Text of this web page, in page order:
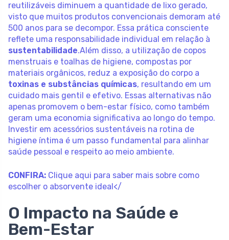
reutilizáveis diminuem a quantidade de lixo gerado,
visto que muitos produtos convencionais demoram até
500 anos para se decompor. Essa prática consciente
reflete uma responsabilidade individual em relação à
sustentabilidade.Além disso, a utilização de copos
menstruais e toalhas de higiene, compostas por
materiais orgânicos, reduz a exposição do corpo a
toxinas e substâncias químicas, resultando em um
cuidado mais gentil e efetivo. Essas alternativas não
apenas promovem o bem-estar físico, como também
geram uma economia significativa ao longo do tempo.
Investir em acessórios sustentáveis na rotina de
higiene íntima é um passo fundamental para alinhar
saúde pessoal e respeito ao meio ambiente.
CONFIRA: Clique aqui para saber mais sobre como
escolher o absorvente ideal</
O Impacto na Saúde e
Bem-Estar